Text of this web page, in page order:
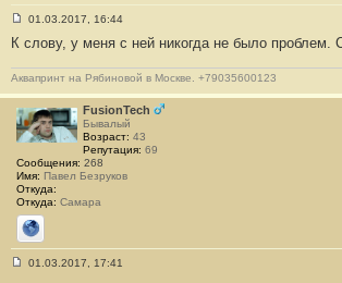
о
б
щ
е
н
и
е
#
6
01.03.2017, 16:44
К слову, у меня с ней никогда не было проблем.
Аквапринт на Рябиновой в Москве. +79035600123
FusionTech
Бывалый
Возраст: 43
Репутация: 69
Сообщения: 268
Имя: Павел Безруков
Откуда:
Откуда: Самара
Сайт
01.03.2017, 17:41